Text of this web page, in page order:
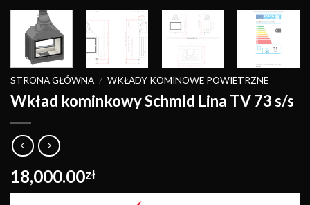
STRONA GŁÓWNA / WKŁADY KOMINOWE POWIETRZNE
Wkład kominkowy Schmid Lina TV 73 s/s
18,000.00zł